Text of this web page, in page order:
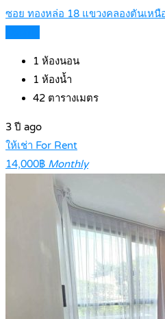
ซอย ทองหล่อ 18 แขวงคลองตันเห
1 ห้องนอน
1 ห้องน้ำ
42 ตารางเมตร
3 ปี ago
ให้เช่า For Rent
14,000฿ Monthly